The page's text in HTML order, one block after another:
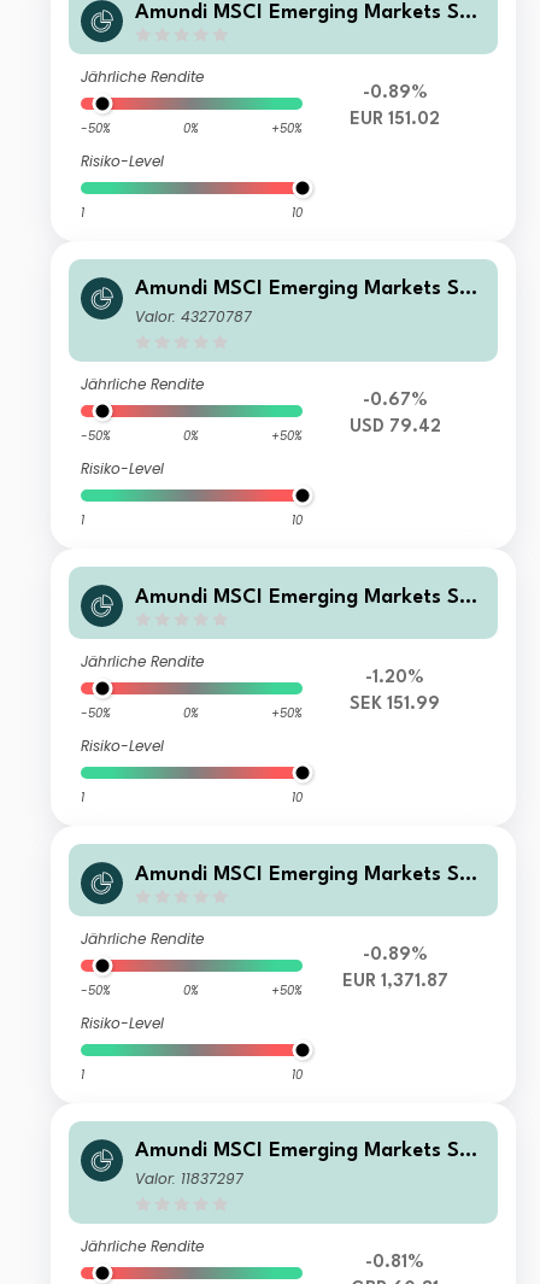
Amundi MSCI Emerging Markets SRI
Jährliche Rendite
-50% 0% +50%
Risiko-Level
1 10
-0.89%
EUR 151.02
Amundi MSCI Emerging Markets SRI
Climate Paris Aligned - UCITS ETF D
Valor: 43270787
Jährliche Rendite
-50% 0% +50%
Risiko-Level
1 10
-0.67%
USD 79.42
Amundi MSCI Emerging Markets SRI
Jährliche Rendite
-50% 0% +50%
Risiko-Level
1 10
-1.20%
SEK 151.99
Amundi MSCI Emerging Markets SRI
Jährliche Rendite
-50% 0% +50%
Risiko-Level
1 10
-0.89%
EUR 1,371.87
Amundi MSCI Emerging Markets SRI
Climate Paris Aligned - UCITS ETF D
Valor: 11837297
Jährliche Rendite
-0.81%